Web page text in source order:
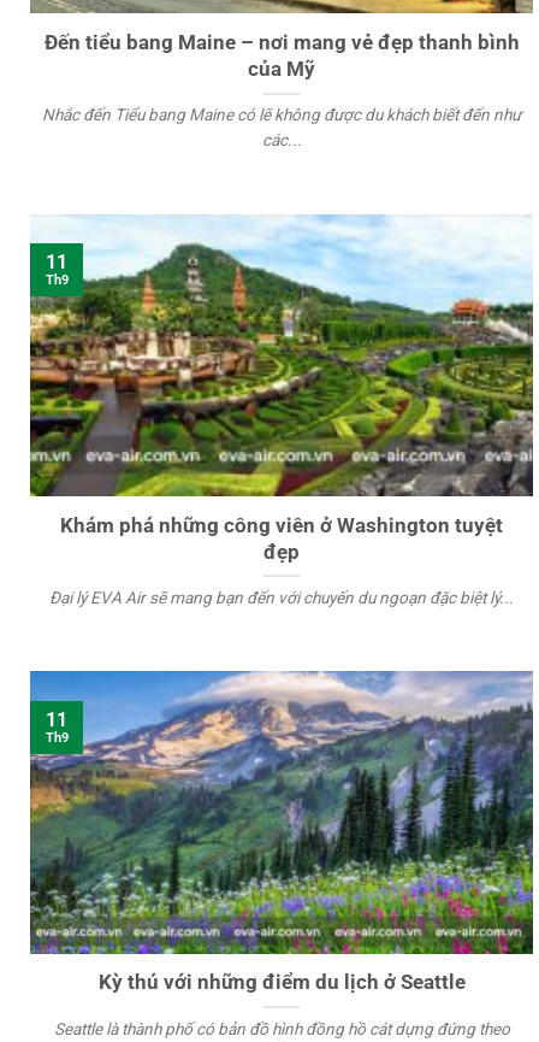
Đến tiểu bang Maine – nơi mang vẻ đẹp thanh bình
của Mỹ
Nhắc đến Tiểu bang Maine có lẽ không được du khách biết đến như
các...
Khám phá những công viên ở Washington tuyệt
đẹp
Đại lý EVA Air sẽ mang bạn đến với chuyến du ngoạn đặc biệt lý...
11
Th9
Kỳ thú với những điểm du lịch ở Seattle
Seattle là thành phố có bản đồ hình đồng hồ cát dựng đứng theo
11
Th9